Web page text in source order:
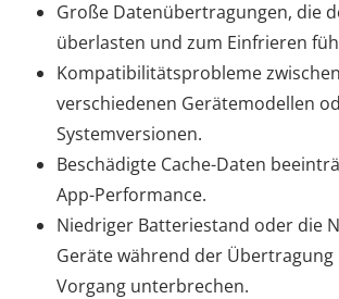
Große Datenübertragungen, die
überlasten und zum Einfrieren
Kompatibilitätsprobleme zwischen
verschiedenen Gerätemodellen
Systemversionen.
Beschädigte Cache-Daten
App-Performance.
Niedriger Batteriestand oder die
Geräte während der Übertragung
Vorgang unterbrechen.